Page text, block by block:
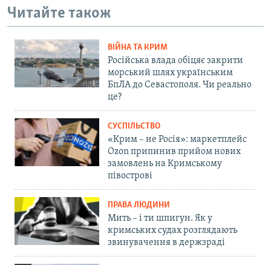
Читайте також
ВІЙНА ТА КРИМ
Російська влада обіцяє закрити
морський шлях українським
БпЛА до Севастополя. Чи реально
це?
СУСПІЛЬСТВО
«Крим – не Росія»: маркетплейс
Ozon припинив прийом нових
замовлень на Кримському
півострові
ПРАВА ЛЮДИНИ
Мить – і ти шпигун. Як у
кримських судах розглядають
звинувачення в держзраді